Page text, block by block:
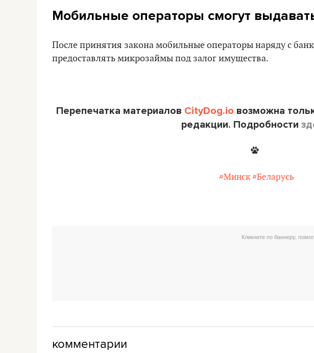
Мобильные операторы смогут
После принятия закона мобильные операторы наряду с
предоставлять микрозаймы под залог имущества.
Перепечатка материалов CityDog.io возможна
редакции. Подробности
#Минск #Беларусь
комментарии